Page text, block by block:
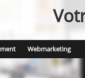
Webmarketing